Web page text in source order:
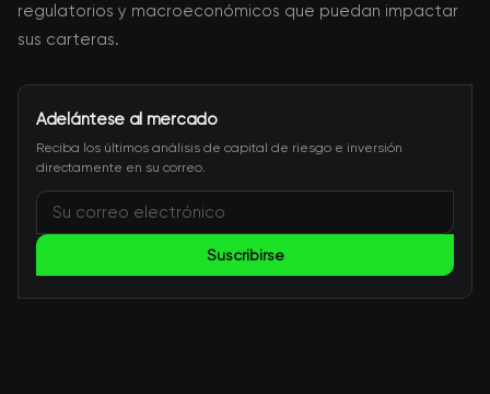
regulatorios y macroeconómicos que puedan impactar
sus carteras.
Adelántese al mercado
Reciba los últimos análisis de capital de riesgo e inversión
directamente en su correo.
Suscribirse